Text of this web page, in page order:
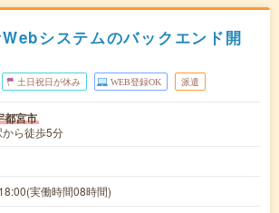
Webシステムのバックエンド開
土日祝日が休み WEB登録OK 派遣
都宮市
ら徒歩5分
実働時間08時間)